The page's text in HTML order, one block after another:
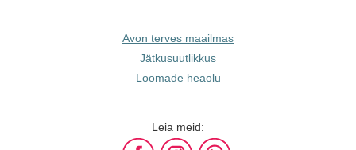
Avon terves maailmas
Jätkusuutlikkus
Loomade heaolu
Leia meid: